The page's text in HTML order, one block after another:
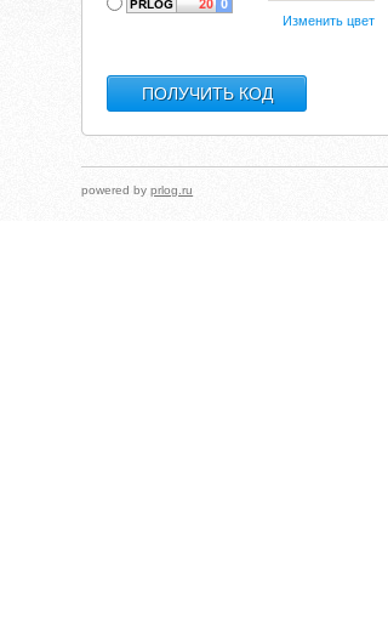
Изменить цвет
powered byprlog.ru